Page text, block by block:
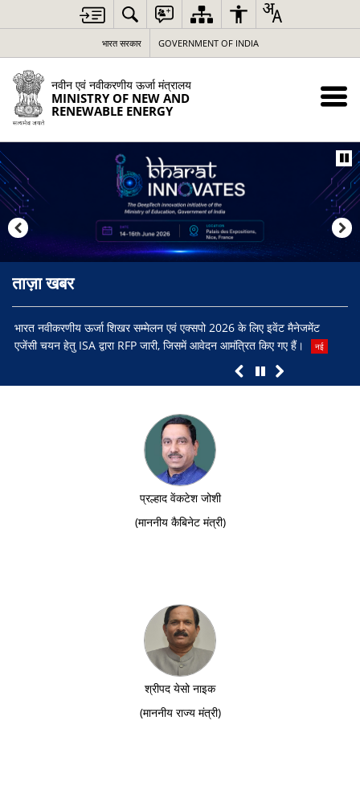
भारत सरकार GOVERNMENT OF INDIA
नवीन एवं नवीकरणीय ऊर्जा मंत्रालय
MINISTRY OF NEW AND
RENEWABLE ENERGY
ताज़ा खबर
भारत नवीकरणीय ऊर्जा शिखर सम्मेलन एवं एक्सपो 2026 के लिए इवेंट मैनेजमेंट
एजेंसी चयन हेतु ISA द्वारा RFP जारी, जिसमें आवेदन आमंत्रित किए गए हैं।
नई
प्रल्हाद वेंकटेश जोशी
(माननीय कैबिनेट मंत्री)
श्रीपद येसो नाइक
(माननीय राज्य मंत्री)